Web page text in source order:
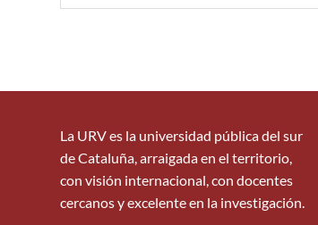
La URV es la universidad pública del sur
de Cataluña, arraigada en el territorio,
con visión internacional, con docentes
cercanos y excelente en la investigación.